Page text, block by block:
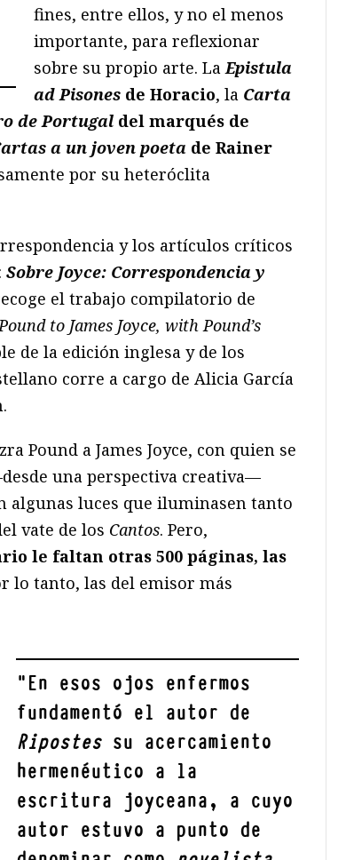
fines, entre ellos, y no el menos
importante, para reflexionar
sobre su propio arte. LaEpistula
ad Pisones de Horacio, la Carta
de Portugal del marqués de
a un joven poeta de Rainer
por su heteróclita
y los artículos críticos
Sobre Joyce: Correspondencia y
el trabajo compilatorio de
to James Joyce, with Pound’s
de la edición inglesa y de los
corre a cargo de Alicia García
Pound a James Joyce, con quien se
una perspectiva creativa—
algunas luces que iluminasen tanto
vate de los Cantos. Pero,
le faltan otras 500 páginas, las
lo tanto, las del emisor más
"En esos ojos enfermos
fundamentó el autor de
Ripostessu acercamiento
hermenéutico a la
escritura joyceana, a cuyo
autor estuvo a punto de